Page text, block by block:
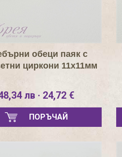
обеци паяк с
циркони 11х11мм
лв · 24,72 €
ПОРЪЧАЙ